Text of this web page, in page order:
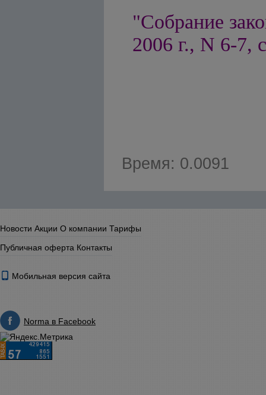
"Собрание
2006 г., N 6-7,
Время: 0.0091
Новости Акции О компании Тарифы
Публичная оферта Контакты
Мобильная версия сайта
Norma в Facebook